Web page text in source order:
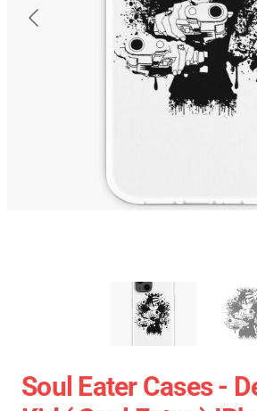
Soul Eater Cases -